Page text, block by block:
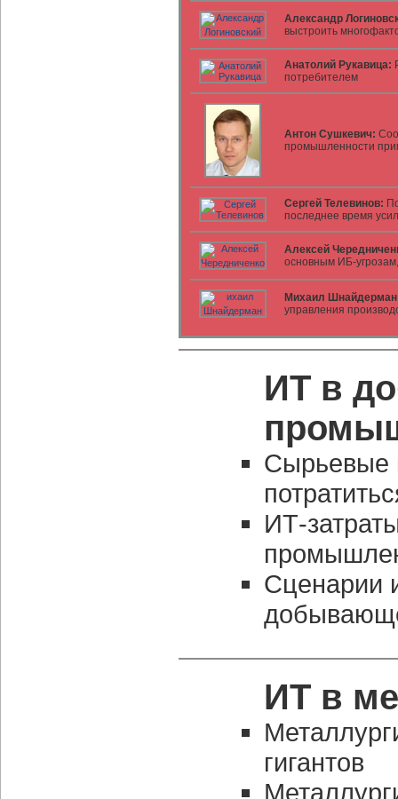
Александр
выстроить
Анатолий Рукавица:
потребителем
Антон Сушкевич:
промышленности
Сергей Телевинов:
последнее время
Алексей
основным ИБ-
Михаил
управления
ИТ в
Сырьевые
ИТ-
Сценарии
ИТ в
гигантов